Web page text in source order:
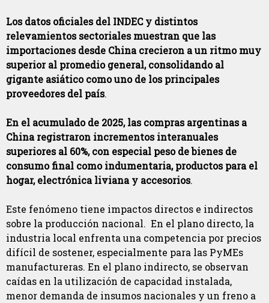
Los datos oficiales del INDEC y distintos
relevamientos sectoriales muestran que las
importaciones desde China crecieron a un ritmo muy
superior al promedio general, consolidando al
gigante asiático como uno de los principales
proveedores del país.
En el acumulado de 2025, las compras argentinas a
China registraron incrementos interanuales
superiores al 60%, con especial peso de bienes de
consumo final como indumentaria, productos para el
hogar, electrónica liviana y accesorios.
Este fenómeno tiene impactos directos e indirectos
sobre la producción nacional. En el plano directo, la
industria local enfrenta una competencia por precios
difícil de sostener, especialmente para las PyMEs
manufactureras. En el plano indirecto, se observan
caídas en la utilización de capacidad instalada,
menor demanda de insumos nacionales y un freno a